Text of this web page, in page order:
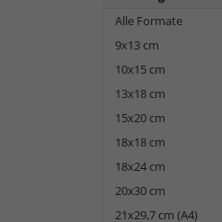
Alle Formate
9x13 cm
10x15 cm
13x18 cm
15x20 cm
18x18 cm
18x24 cm
20x30 cm
21x29,7 cm (A4)